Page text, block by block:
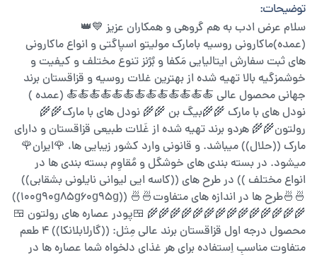
توضیحات:
سلام عرض ادب به هم گروهی و همکاران عزیز 💙👑
(عمده)ماکارونی روسیه بامارک مولیتو اسپاگتی و انواع ماکارونی
های ثبت سفارش ایتالیایی مَکفا و بُرُنز تنوع مختلف و کیفیت و
خوشمزگیه بالا تهیه شده از بهترین غلات روسیه و قزاقستان برند
جهانی محصول عالی 🍝🍝🍝🍝🍝🍝🍝🍝🍝🍝🍝🍝🍝 (عمده )
نودل های با مارک 🌾🌾بیگ بن 🌾🌾 نودل های با مارک🌾🌾
رولتون🌾🌾 هردو برند تهیه شده از غَلات طبیعی قزاقستان و دارای
مارک ((حلال)) میباشد. و قانونی وارد کشور زیبایی ها، 🌹ایران🌹
میشود. در بسته بندی های خوشگل و مُقاوِم بسته بندی ها در
انواع مختلف )) در طرح های ((کاسه ایی لیوانی نایلونی بشقابی))
🍜🍜طرح ها در اندازه های متفاوت🍜🍜 ((100g90g85g60g95g))
🌾🌾🌾🌾🌾🌾🌾🌾🌾🌾🌾🌾🌾🌾 🍱پودر عصاره های رولتون 🍱
محصول درجه اول قزاقستان برند عالی مِثل: ((گارلابلانکا)) ۴ طعم
متفاوت مناسبِ اِستفاده برای هر غذای دلخواه شما عصاره ها در